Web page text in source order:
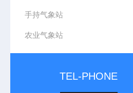
手持气象站
农业气象站
TEL-PHONE